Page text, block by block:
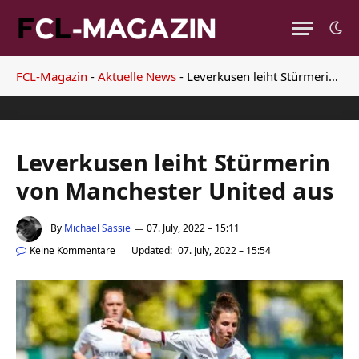
FCL-Magazin - Aktuelle News - Leverkusen leiht Stürmerin von Manchester United aus
Leverkusen leiht Stürmerin
von Manchester United aus
By Michael Sassie
07. July, 2022 – 15:11
Keine Kommentare
Updated: 07. July, 2022 – 15:54